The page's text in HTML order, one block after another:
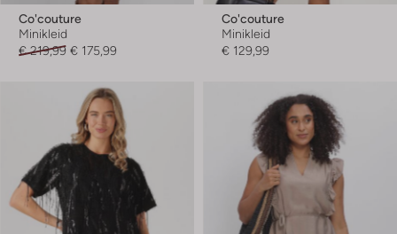
Co'couture
Minikleid
€ 219,99 € 175,99
Co'couture
Minikleid
€ 129,99